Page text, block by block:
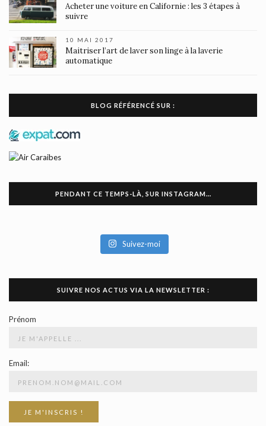
Acheter une voiture en Californie : les 3 étapes à
suivre
10 MAI 2017
Maitriser l’art de laver son linge à la laverie
automatique
BLOG RÉFÉRENCÉ SUR :
PENDANT CE TEMPS-LÀ, SUR INSTAGRAM…
Suivez-moi
SUIVRE NOS ACTUS VIA LA NEWSLETTER :
Prénom
Email: